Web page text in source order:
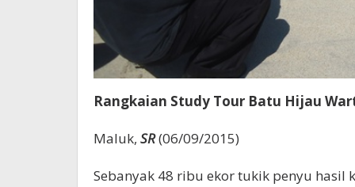
Rangkaian Study Tour Batu Hijau
Maluk, SR(06/09/2015)
Sebanyak 48 ribu ekor tukik penyu hasil